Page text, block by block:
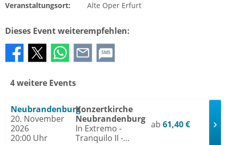
Veranstaltungsort:
Alte Oper Erfurt
Dieses Event weiterempfehlen:
SMS
4 weitere Events
Neubrandenburg
20. November
2026
20:00 Uhr
Konzertkirche
Neubrandenburg
In Extremo -
Tranquilo II -
ab 61,40 €